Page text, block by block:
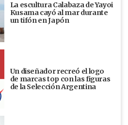
La escultura Calabaza de Yayoi
Kusama cayó al mar durante
un tifón en Japón
Un diseñador recreó el logo
de marcas top con las figuras
de la Selección Argentina